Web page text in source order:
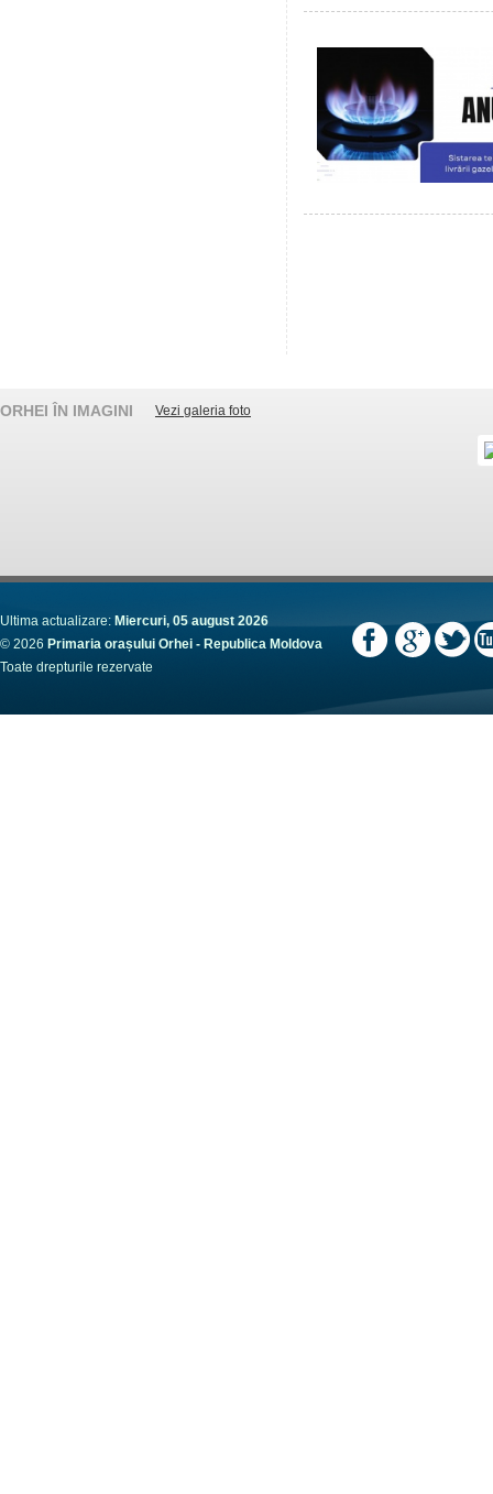
ORHEI ÎN IMAGINI Vezi galeria foto
Ultima actualizare: Miercuri, 05 august 2026
© 2026 Primaria orașului Orhei - Republica Moldova
Toate drepturile rezervate